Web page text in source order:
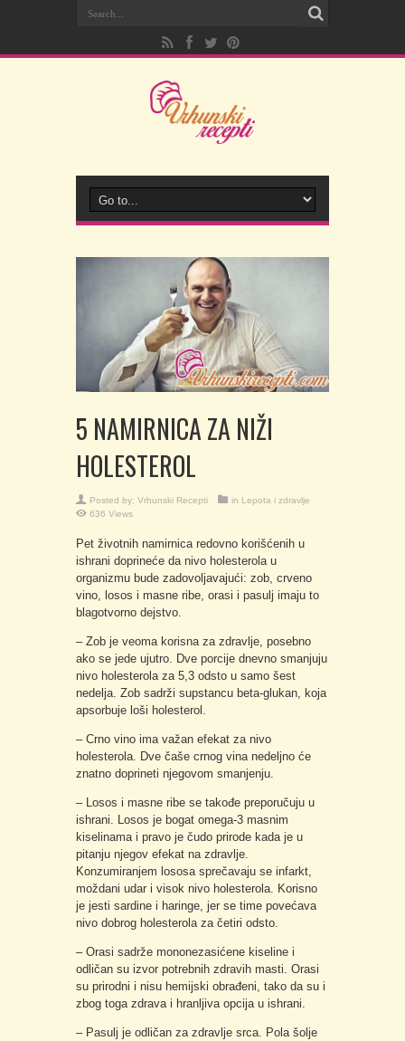
5 NAMIRNICA ZA NIŽI
HOLESTEROL
Posted by: Vrhunski Recepti in Lepota i zdravlje
636 Views
Pet životnih namirnica redovno korišćenih u
ishrani doprineće da nivo holesterola u
organizmu bude zadovoljavajući: zob, crveno
vino, losos i masne ribe, orasi i pasulj imaju to
blagotvorno dejstvo.
– Zob je veoma korisna za zdravlje, posebno
ako se jede ujutro. Dve porcije dnevno smanjuju
nivo holesterola za 5,3 odsto u samo šest
nedelja. Zob sadrži supstancu beta-glukan, koja
apsorbuje loši holesterol.
– Crno vino ima važan efekat za nivo
holesterola. Dve čaše crnog vina nedeljno će
znatno doprineti njegovom smanjenju.
– Losos i masne ribe se takođe preporučuju u
ishrani. Losos je bogat omega-3 masnim
kiselinama i pravo je čudo prirode kada je u
pitanju njegov efekat na zdravlje.
Konzumiranjem lososa sprečavaju se infarkt,
moždani udar i visok nivo holesterola. Korisno
je jesti sardine i haringe, jer se time povećava
nivo dobrog holesterola za četiri odsto.
– Orasi sadrže mononezasićene kiseline i
odličan su izvor potrebnih zdravih masti. Orasi
su prirodni i nisu hemijski obrađeni, tako da su i
zbog toga zdrava i hranljiva opcija u ishrani.
– Pasulj je odličan za zdravlje srca. Pola šolje